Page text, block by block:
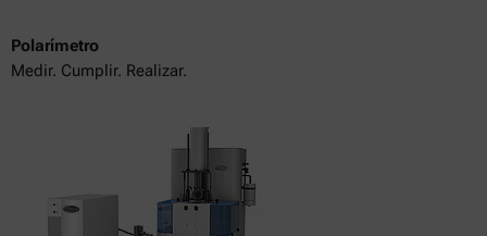
Polarímetro
Medir. Cumplir. Realizar.